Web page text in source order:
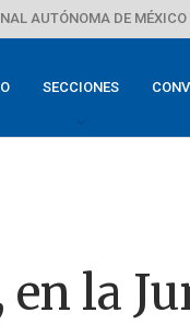
AUTÓNOMA DE MÉXICO
SECCIONES
la